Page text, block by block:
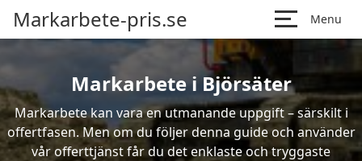
Markarbete-pris.se Menu
Markarbete i Björsäter
Markarbete kan vara en utmanande uppgift – särskilt i
offertfasen. Men om du följer denna guide och använder
vår offerttjänst får du det enklaste och tryggaste